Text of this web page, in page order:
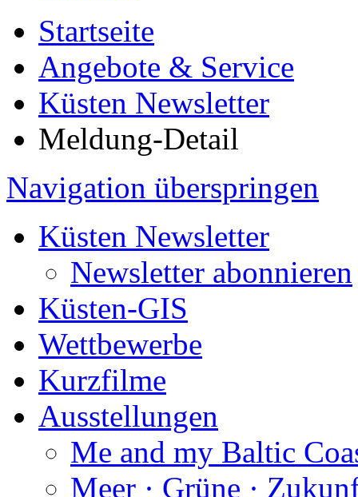
Startseite
Angebote & Service
Küsten Newsletter
Meldung-Detail
Navigation überspringen
Küsten Newsletter
Newsletter abonnieren
Küsten-GIS
Wettbewerbe
Kurzfilme
Ausstellungen
Me and my Baltic
Meer · Grüne ·